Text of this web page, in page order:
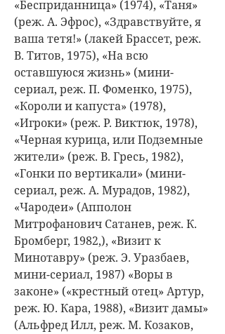
«Бесприданница» (1974), «Таня»
(реж. А. Эфрос), «Здравствуйте, я
ваша тетя!» (лакей Брассет, реж.
В. Титов, 1975), «На всю
оставшуюся жизнь» (мини-
сериал, реж. П. Фоменко, 1975),
«Короли и капуста» (1978),
«Игроки» (реж. Р. Виктюк, 1978),
«Черная курица, или Подземные
жители» (реж. В. Гресь, 1982),
«Гонки по вертикали» (мини-
сериал, реж. А. Мурадов, 1982),
«Чародеи» (Апполон
Митрофанович Сатанев, реж. К.
Бромберг, 1982,), «Визит к
Минотавру» (реж. Э. Уразбаев,
мини-сериал, 1987) «Воры в
законе» («крестный отец» Артур,
реж. Ю. Кара, 1988), «Визит дамы»
(Альфред Илл, реж. М. Козаков,